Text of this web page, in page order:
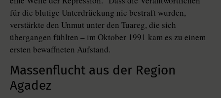
für die blutige Unterdrückung nie bestraft wurden,
verstärkte den Unmut unter den Tuareg, die sich
übergangen fühlten – im Oktober 1991 kam es zu einem
ersten bewaffneten Aufstand.
Massenflucht aus der Region
Agadez